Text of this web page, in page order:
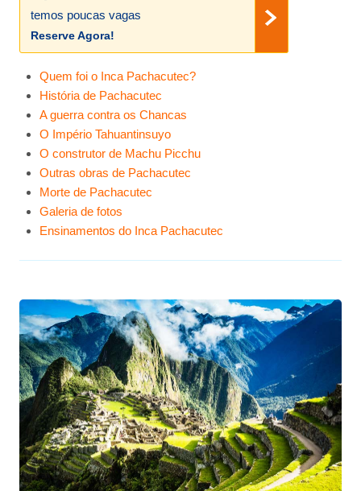
temos poucas vagas
Reserve Agora!
Quem foi o Inca Pachacutec?
História de Pachacutec
A guerra contra os Chancas
O Império Tahuantinsuyo
O construtor de Machu Picchu
Outras obras de Pachacutec
Morte de Pachacutec
Galeria de fotos
Ensinamentos do Inca Pachacutec